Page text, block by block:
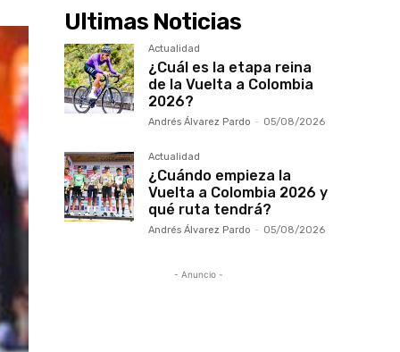
Ultimas Noticias
Actualidad
¿Cuál es la etapa reina
de la Vuelta a Colombia
2026?
Andrés Álvarez Pardo - 05/08/2026
Actualidad
¿Cuándo empieza la
Vuelta a Colombia 2026 y
qué ruta tendrá?
Andrés Álvarez Pardo - 05/08/2026
- Anuncio -